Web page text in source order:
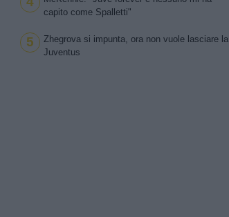
capito come Spalletti"
5
Zhegrova si impunta, ora non vuole lasciare la
Juventus